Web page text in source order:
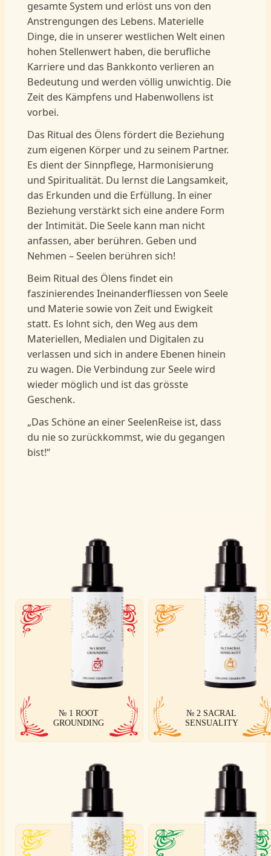
gesamte System und erlöst uns von den
Anstrengungen des Lebens. Materielle
Dinge, die in unserer westlichen Welt einen
hohen Stellenwert haben, die berufliche
Karriere und das Bankkonto verlieren an
Bedeutung und werden völlig unwichtig. Die
Zeit des Kämpfens und Habenwollens ist
vorbei.
Das Ritual des Ölens fördert die Beziehung
zum eigenen Körper und zu seinem Partner.
Es dient der Sinnpflege, Harmonisierung
und Spiritualität. Du lernst die Langsamkeit,
das Erkunden und die Erfüllung. In einer
Beziehung verstärkt sich eine andere Form
der Intimität. Die Seele kann man nicht
anfassen, aber berühren. Geben und
Nehmen – Seelen berühren sich!
Beim Ritual des Ölens findet ein
faszinierendes Ineinanderfliessen von Seele
und Materie sowie von Zeit und Ewigkeit
statt. Es lohnt sich, den Weg aus dem
Materiellen, Medialen und Digitalen zu
verlassen und sich in andere Ebenen hinein
zu wagen. Die Verbindung zur Seele wird
wieder möglich und ist das grösste
Geschenk.
„Das Schöne an einer SeelenReise ist, dass
du nie so zurückkommst, wie du gegangen
bist!“
№ 1 ROOT
GROUNDING
№ 2 SACRAL
SENSUALITY